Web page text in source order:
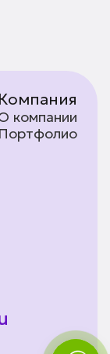
Компания
компании
Портфолио